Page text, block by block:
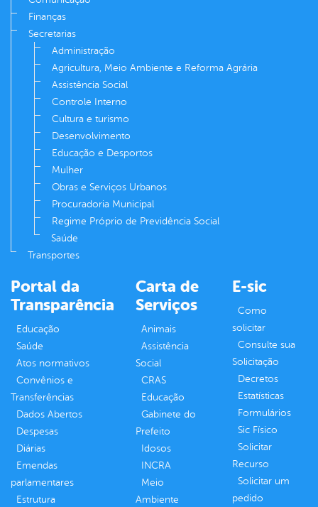
Finanças
Secretarias
Administração
Agricultura, Meio Ambiente e Reforma Agrária
Assistência Social
Controle Interno
Cultura e turismo
Desenvolvimento
Educação e Desportos
Mulher
Obras e Serviços Urbanos
Procuradoria Municipal
Regime Próprio de Previdência Social
Saúde
Transportes
Portal da
Transparência
Educação
Saúde
Atos normativos
Convênios e
Transferências
Dados Abertos
Despesas
Diárias
Emendas
parlamentares
Estrutura
Carta de
Serviços
Animais
Assistência
Social
CRAS
Educação
Gabinete do
Prefeito
Idosos
INCRA
Meio
Ambiente
E-sic
Como
solicitar
Consulte sua
Solicitação
Decretos
Estatísticas
Formulários
Sic Físico
Solicitar
Recurso
Solicitar um
pedido